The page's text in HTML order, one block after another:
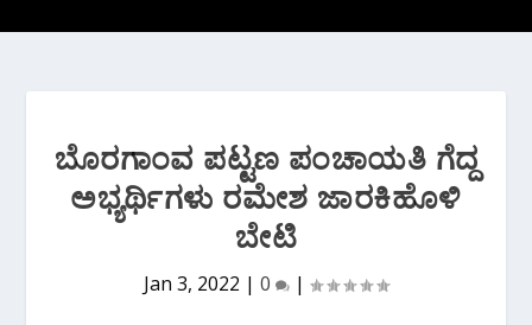
ಬೊರಗಾಂವ ಪಟ್ಟಣ ಪಂಚಾಯತಿ ಗೆದ್ದ
ಅಭ್ಯರ್ಥಿಗಳು ರಮೇಶ ಜಾರಕಿಹೊಳಿ
ಬೇಟಿ
Jan 3, 2022 | 0 |